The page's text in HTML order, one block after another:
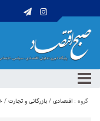
گروه : اقتصادی/بازرگانی و تجارت/